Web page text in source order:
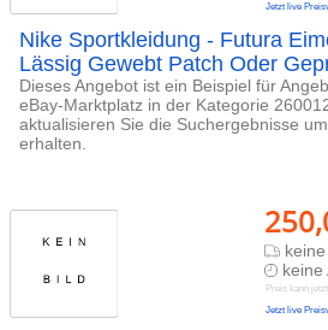
Jetzt live
Nike Sportkleidung - Futura
Lässig Gewebt Patch Oder
Dieses Angebot ist ein Beispiel für
eBay-Marktplatz in der Kategorie
aktualisieren Sie die Suchergebnisse
erhalten.
keine
Preis kann
Jetzt live